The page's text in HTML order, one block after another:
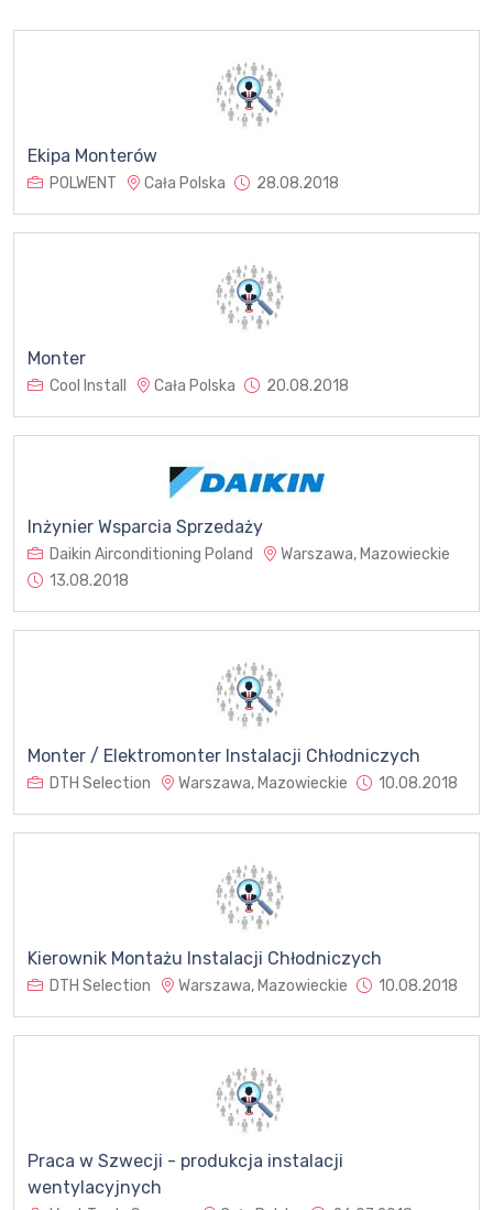
Ekipa Monterów
POLWENT Cała Polska 28.08.2018
Monter
Cool Install Cała Polska 20.08.2018
Inżynier Wsparcia Sprzedaży
Daikin Airconditioning Poland
Warszawa, Mazowieckie
13.08.2018
Monter / Elektromonter Instalacji Chłodniczych
DTH Selection Warszawa, Mazowieckie 10.08.2018
Kierownik Montażu Instalacji Chłodniczych
DTH Selection Warszawa, Mazowieckie 10.08.2018
Praca w Szwecji - produkcja instalacji
wentylacyjnych